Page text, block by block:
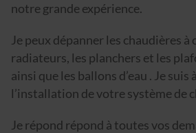
notre grande expérience.
Je peux dépanner les chaudières
radiateurs, les planchers et les
ainsi que les ballons d’eau . Je suis
l’installation de votre système de
Je répond répond à toutes vos